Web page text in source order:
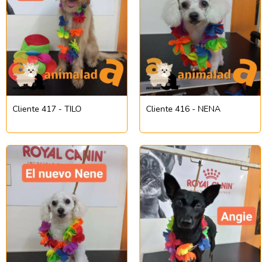
Cliente 417 - TILO Cliente 416 - NENA